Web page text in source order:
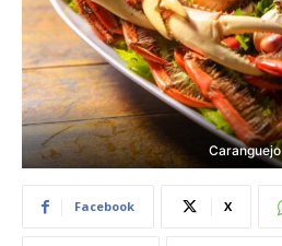
Caranguejo
Facebook X